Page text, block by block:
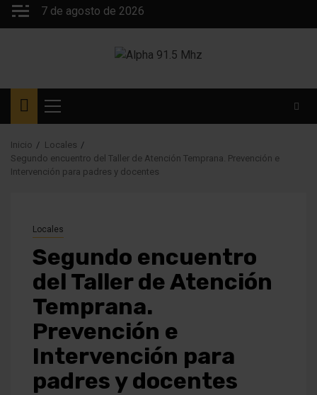
Saltar
7 de agosto de 2026
Menú
principal
Inicio
Locales
Segundo encuentro del Taller de Atención Temprana. Prevención e
Intervención para padres y docentes
Locales
Segundo encuentro
del Taller de Atención
Temprana.
Prevención e
Intervención para
padres y docentes